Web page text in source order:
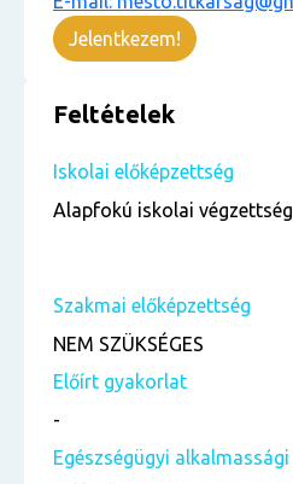
Jelentkezem!
Feltételek
Iskolai előképzettség
Alapfokú iskolai
Szakmai előképzettség
NEM SZÜKSÉGES
Előírt gyakorlat
-
Egészségügyi